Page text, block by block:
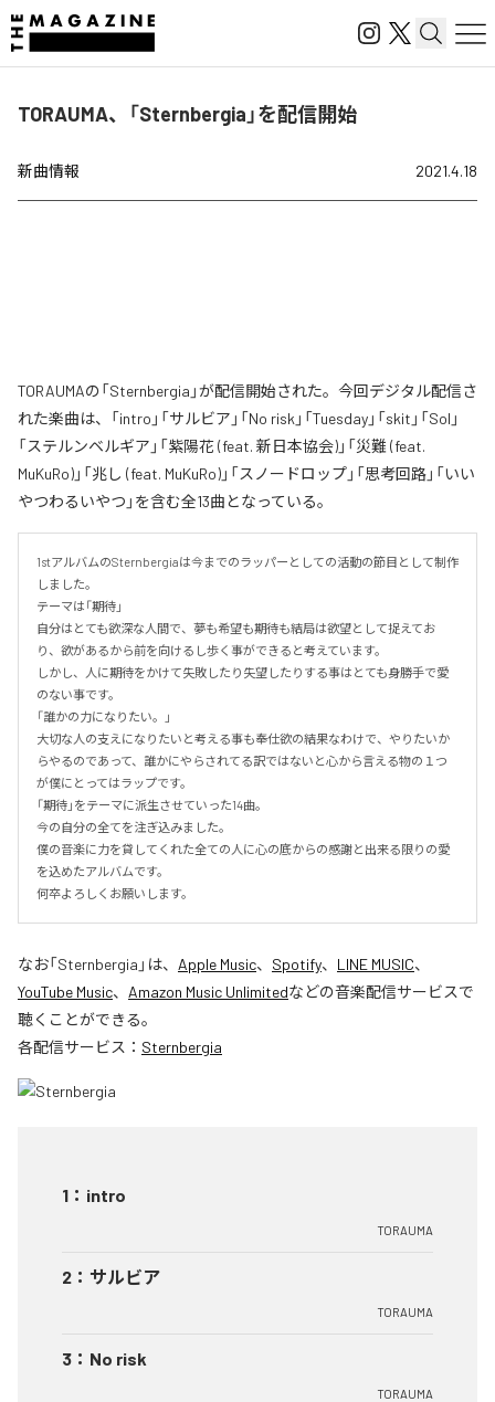
TORAUMA、「Sternbergia」を配信開始
新曲情報 2021.4.18
TORAUMAの「Sternbergia」が配信開始された。今回デジタル配信さ
れた楽曲は、「intro」「サルビア」「No risk」「Tuesday」「skit」「Sol」
「ステルンベルギア」「紫陽花 (feat. 新日本協会)」「災難 (feat.
MuKuRo)」「兆し (feat. MuKuRo)」「スノードロップ」「思考回路」「いい
やつわるいやつ」を含む全13曲となっている。
1stアルバムのSternbergiaは今までのラッパーとしての活動の節目として制作
しました。
テーマは「期待」
自分はとても欲深な人間で、夢も希望も期待も結局は欲望として捉えてお
り、欲があるから前を向けるし歩く事ができると考えています。
しかし、人に期待をかけて失敗したり失望したりする事はとても身勝手で愛
のない事です。
「誰かの力になりたい。」
大切な人の支えになりたいと考える事も奉仕欲の結果なわけで、やりたいか
らやるのであって、誰かにやらされてる訳ではないと心から言える物の１つ
が僕にとってはラップです。
「期待」をテーマに派生させていった14曲。
今の自分の全てを注ぎ込みました。
僕の音楽に力を貸してくれた全ての人に心の底からの感謝と出来る限りの愛
を込めたアルバムです。
何卒よろしくお願いします。
なお「Sternbergia 」は、 Apple Music、 Spotify、 LINE MUSIC、
YouTube Music、 Amazon Music Unlimitedなどの音楽配信サービスで
聴くことができる。
各配信サービス： Sternbergia
1 ： intro
TORAUMA
2 ： サルビア
TORAUMA
3 ： No risk
TORAUMA